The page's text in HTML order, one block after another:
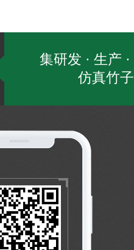
集研发 · 生产
仿真竹